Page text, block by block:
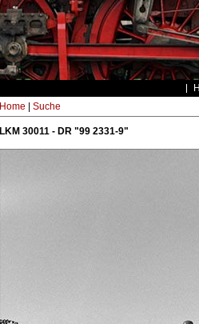
Home Suche
LKM 30011 - DR "99 2331-9"